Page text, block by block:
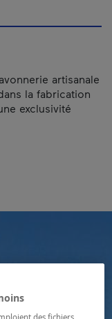
artisanale
la fabrication
exclusivité